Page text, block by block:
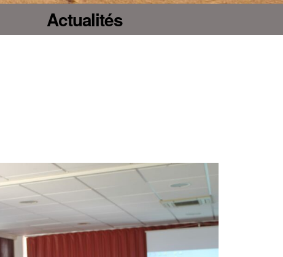
Actualités